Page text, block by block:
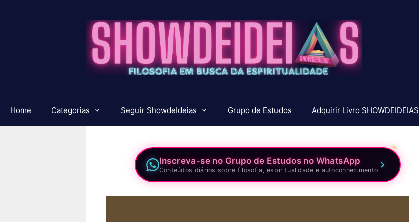
Home Categorias Seguir ShowdeIdeias Grupo de Estudos Adquirir Livro SHOWDEIDEIAS
Inscreva-se no Grupo de Estudos no WhatsApp
Conteúdos diários sobre filosofia, espiritualidade e autoconhecimento